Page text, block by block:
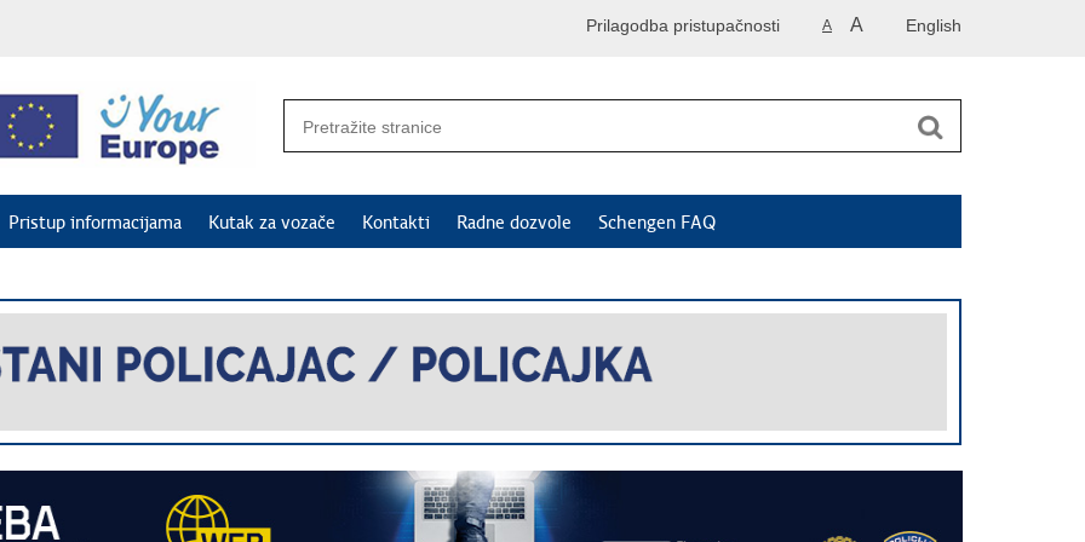
English
A A
Prilagodba pristupačnosti
Pristup informacijama Kutak za vozače Kontakti Radne dozvole Schengen FAQ